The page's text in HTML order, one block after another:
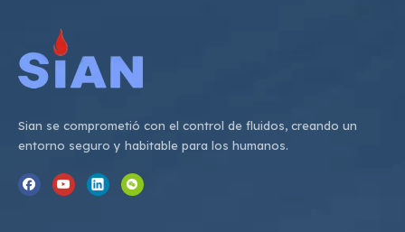
Sian se comprometió con el control de fluidos, creando un
entorno seguro y habitable para los humanos.